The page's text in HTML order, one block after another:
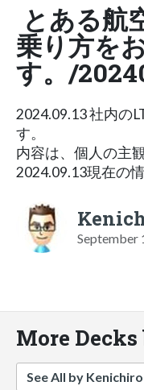
とある航
乗り方を
す。/
2024.09.13 社内の
す。
内容は、個人の主
2024.09.13現在の
September
More
See All by